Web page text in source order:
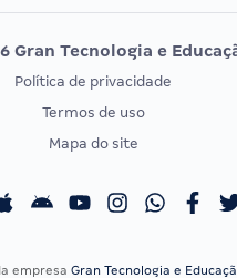
Vunesp
EXAME DE ORDEM
Calendário OAB
Gran Tecnologia e
Política de privacidade
Termos de uso
Mapa do site
empresa Gran Tecnologia e